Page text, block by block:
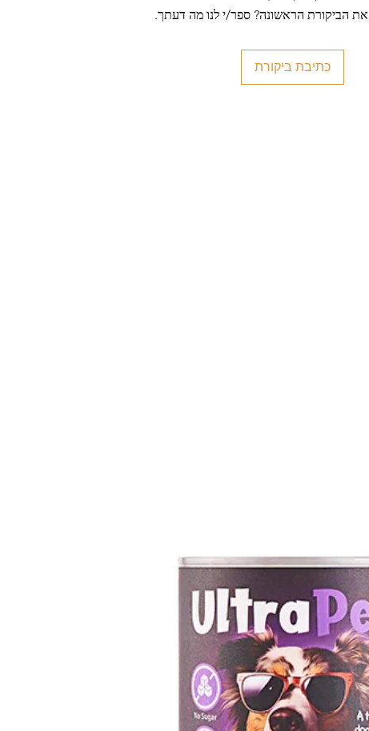
את הביקורת הראשונה? ספר/י לנו מה דעתך.
כתיבת ביקורת